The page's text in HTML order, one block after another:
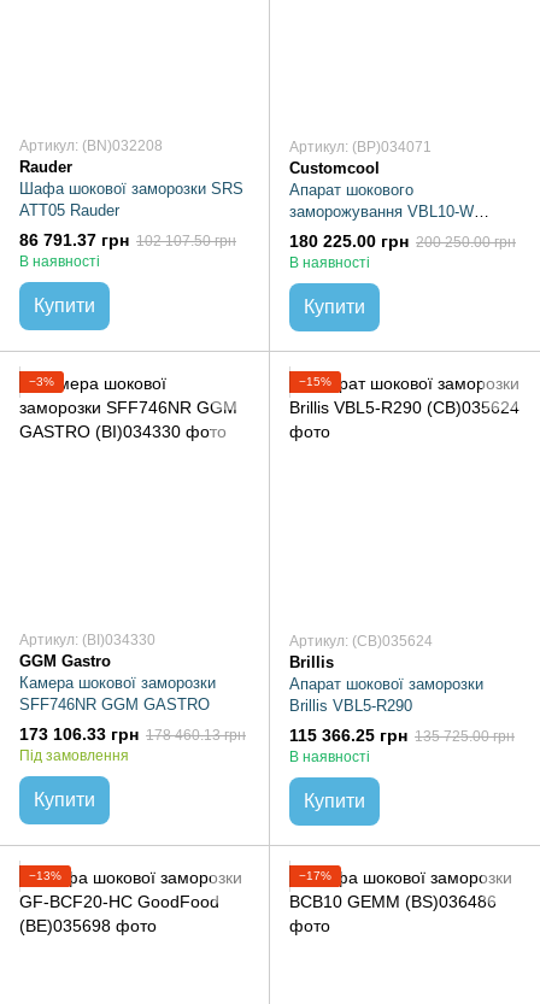
Артикул: (BN)032208
Rauder
Шафа шокової заморозки SRS
ATT05 Rauder
86 791.37 грн 102 107.50 грн
В наявності
Купити
Артикул: (BP)034071
Customcool
Апарат шокового
заморожування VBL10-W
Customcool
180 225.00 грн 200 250.00 грн
В наявності
Купити
−3%
Артикул: (BI)034330
GGM Gastro
Камера шокової заморозки
SFF746NR GGM GASTRO
173 106.33 грн 178 460.13 грн
Під замовлення
Купити
−15%
Артикул: (CB)035624
Brillis
Апарат шокової заморозки
Brillis VBL5-R290
115 366.25 грн 135 725.00 грн
В наявності
Купити
−13% −17%